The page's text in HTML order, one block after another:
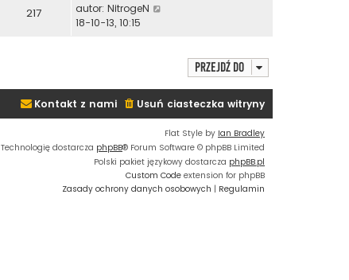
i
n
s
z
y
217 autor: NitrogeN
t
l
n
a
j
n
o
w
18-10-13, 10:15
Przejdź do
Usuń ciasteczka witryny
Kontakt z nami
Flat Style by Ian Bradley
Technologię dostarcza phpBB® Forum Software © phpBB Limited
Polski pakiet językowy dostarcza phpBB.pl
Custom Code extension for phpBB
Zasady ochrony danych osobowych | Regulamin